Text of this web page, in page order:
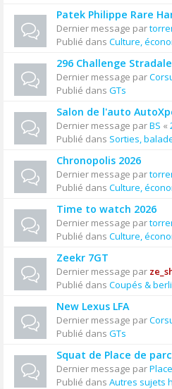
Patek Philippe Rare
Dernier message par
Publié dans Culture,
296 Challenge Stradale
Dernier message par
Publié dans GTs
Salon de l'auto
Dernier message parBS «
Publié dans Sorties,
Chronopolis 2026
Dernier message par
Publié dans Culture,
Time to watch 2026
Dernier message par
Publié dans Culture,
Zeekr 7GT
Dernier message par
Publié dans Coupés &
New Lexus LFA
Dernier message par
Publié dans GTs
Squat de Place de
Dernier message par
Publié dans Autres sujets